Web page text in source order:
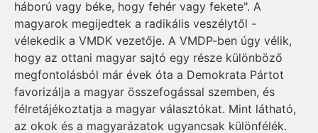
háború vagy béke, hogy fehér vagy fekete". A
magyarok megijedtek a radikális veszélytől -
vélekedik a VMDK vezetője. A VMDP-ben úgy vélik,
hogy az ottani magyar sajtó egy része különböző
megfontolásból már évek óta a Demokrata Pártot
favorizálja a magyar összefogással szemben, és
félretájékoztatja a magyar választókat. Mint látható,
az okok és a magyarázatok ugyancsak különfélék.